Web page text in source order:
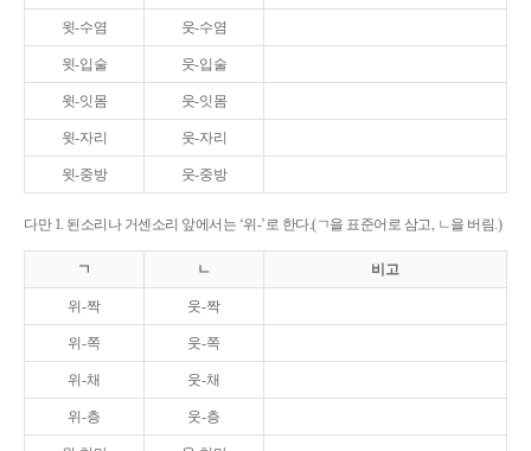
윗-수염 웃-수염
윗-입술 웃-입술
윗-잇몸 웃-잇몸
윗-자리 웃-자리
윗-중방 웃-중방
다만 1. 된소리나 거센소리 앞에서는 ‘위-’로 한다.(ㄱ을 표준어로 삼고, ㄴ을 버림.)
ㄱ ㄴ 비고
위-짝 웃-짝
위-쪽 웃-쪽
위-채 웃-채
위-층 웃-층